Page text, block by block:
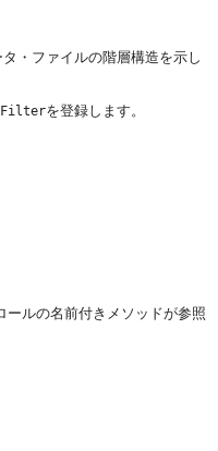
・ファイルの階層構造を示し
を登録します。
ルの名前付きメソッドが参照